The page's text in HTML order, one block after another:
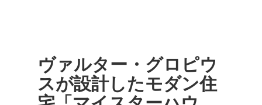
ヴァルター・グロピウ
スが設計したモダン住